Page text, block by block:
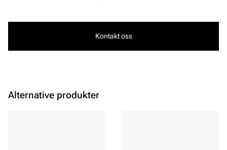
Kontakt oss
Alternative produkter